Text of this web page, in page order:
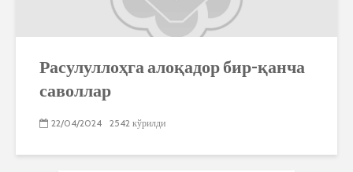
Расулуллоҳга алоқадор бир-қанча
саволлар
22/04/2024 2542 кўрилди